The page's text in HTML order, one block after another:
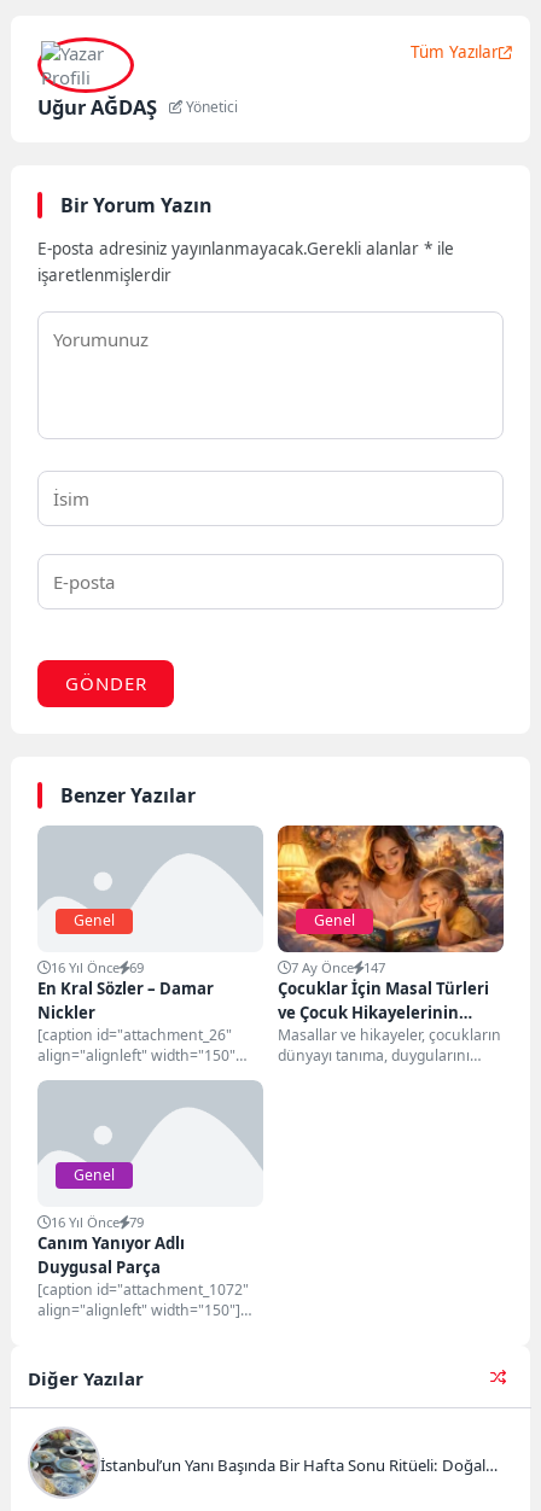
Uğur AĞDAŞ Yönetici
Tüm Yazılar
Bir Yorum Yazın
E-posta adresiniz yayınlanmayacak.Gerekli alanlar* ile
işaretlenmişlerdir
GÖNDER
Benzer Yazılar
Genel
16 Yıl Önce 69
En Kral Sözler – Damar
Nickler
[caption id="attachment_26"
align="alignleft" width="150"
caption="Uğur Ağdaş"][/caption]
POSU ONU CEMİYETE BUYUR
ETTİRİR...
Genel
7 Ay Önce 147
Çocuklar İçin Masal Türleri
ve Çocuk Hikayelerinin
Gelişime Katkısı
Masallar ve hikayeler, çocukların
dünyayı tanıma, duygularını
Genel
16 Yıl Önce 79
Canım Yanıyor Adlı
Duygusal Parça
[caption id="attachment_1072"
align="alignleft" width="150"]
dinlediğim Canım Yanıyor Adlı
Harika...
Diğer Yazılar
İstanbul’un Yanı Başında Bir Hafta Sonu Ritüeli: Doğal